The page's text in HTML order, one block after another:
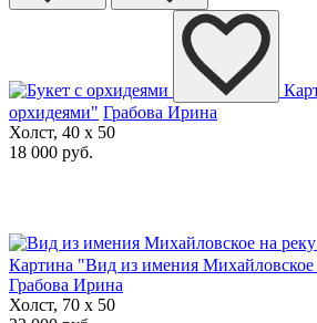
орхидеями" Грабова Ирина
Холст, 40 x 50
18 000 руб.
Картина "Вид из имения Михайловское
Грабова Ирина
Холст, 70 x 50